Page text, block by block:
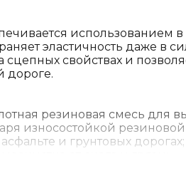
использованием
эластичность даже в
свойствах и
дороге.
резиновая смесь для
износостойкой
и грунтовых дорогах;
от снега и грязи;
для снижения риска